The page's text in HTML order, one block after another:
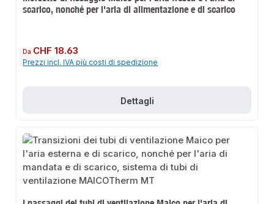
scarico, nonché per l'aria di alimentazione e di scarico
Prezzo normale:
Da CHF 18.63
Prezzi incl. IVA più costi di spedizione
Dettagli